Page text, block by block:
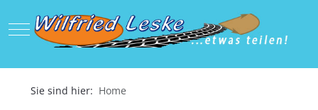
Mobile Menu Toggle
Sie sind hier: Home